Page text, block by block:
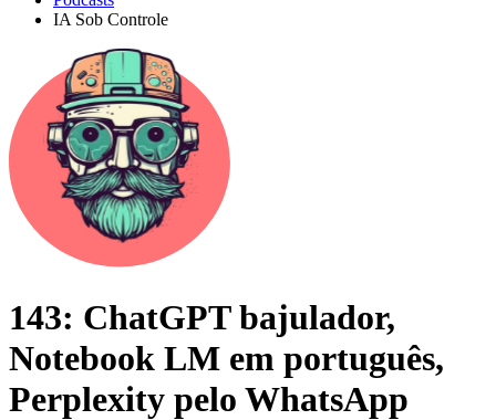
IA Sob Controle
143: ChatGPT bajulador,
Notebook LM em português,
Perplexity pelo WhatsApp